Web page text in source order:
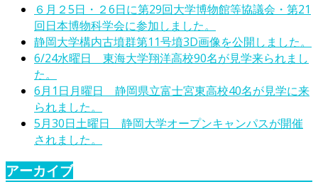
６月２5日・２6日に第29回大学博物館等協議会・第21
回日本博物科学会に参加しました。
静岡大学構内古墳群第11号墳3D画像を公開しました。
6/24水曜日 東海大学翔洋高校90名が見学来られまし
た。
6月1日月曜日 静岡県立富士宮東高校40名が見学に来
られました。
5月30日土曜日 静岡大学オープンキャンパスが開催
されました。
アーカイブ